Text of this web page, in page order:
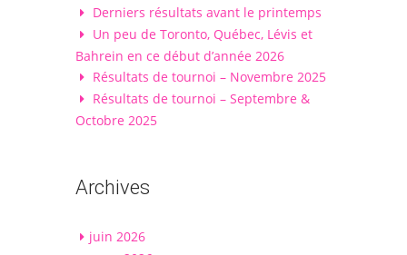
Derniers résultats avant le printemps
Un peu de Toronto, Québec, Lévis et
Bahrein en ce début d’année 2026
Résultats de tournoi – Novembre 2025
Résultats de tournoi – Septembre &
Octobre 2025
Archives
juin 2026